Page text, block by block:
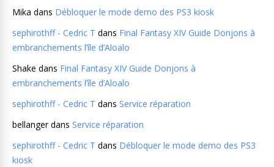
Mika dans Débloquer le mode demo des PS3 kiosk
sephirothff - Cedric T dans Final Fantasy XIV Guide Donjons à
embranchements l’île d’Aloalo
Shake dans Final Fantasy XIV Guide Donjons à
embranchements l’île d’Aloalo
sephirothff - Cedric T dans Service réparation
bellangerdans Service réparation
sephirothff - Cedric T dans Débloquer le mode demo des PS3
kiosk